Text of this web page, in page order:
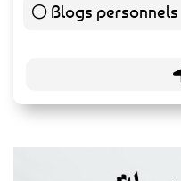
Blogs personnels